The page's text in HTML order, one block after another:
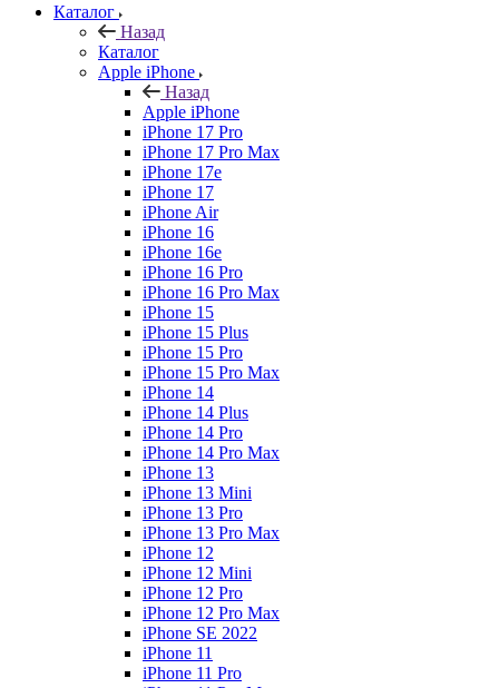
Каталог
Назад
Каталог
Apple iPhone
Назад
Apple iPhone
iPhone 17 Pro
iPhone 17 Pro Max
iPhone 17e
iPhone 17
iPhone Air
iPhone 16
iPhone 16e
iPhone 16 Pro
iPhone 16 Pro Max
iPhone 15
iPhone 15 Plus
iPhone 15 Pro
iPhone 15 Pro Max
iPhone 14
iPhone 14 Plus
iPhone 14 Pro
iPhone 14 Pro Max
iPhone 13
iPhone 13 Mini
iPhone 13 Pro
iPhone 13 Pro Max
iPhone 12
iPhone 12 Mini
iPhone 12 Pro
iPhone 12 Pro Max
iPhone SE 2022
iPhone 11
iPhone 11 Pro